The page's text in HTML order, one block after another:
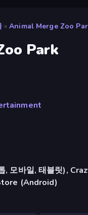
» Animal Merge Zoo
Park
, 모바일, 태블릿),
(Android)